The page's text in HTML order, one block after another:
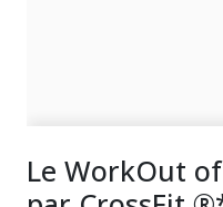
Le WorkOut